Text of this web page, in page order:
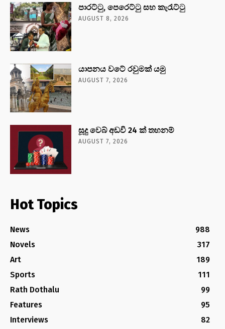
පාරට්ටු, පෙරෙට්ටු සහ කැරැට්ටු
AUGUST 8, 2026
යාපනය වටේ රවුමක් යමු
AUGUST 7, 2026
සූදු වෙබ් අඩවි 24 ක් තහනම්
AUGUST 7, 2026
Hot Topics
News
988
Novels
317
Art
189
Sports
111
Rath Dothalu
99
Features
95
Interviews
82